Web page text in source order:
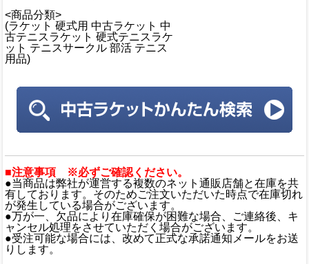
<商品分類>
(ラケット 硬式用 中古ラケット 中
古テニスラケット 硬式テニスラケ
ット テニスサークル 部活 テニス
用品)
■注意事項 ※必ずご確認ください。
●当商品は弊社が運営する複数のネット通販店舗と在庫を共
有しております。そのためご注文いただいた時点で在庫切れ
が発生している場合がございます。
●万が一、欠品により在庫確保が困難な場合、ご連絡後、キ
ャンセル処理をさせていただく場合がございます。
●受注可能な場合には、改めて正式な承諾通知メールをお送
りします。